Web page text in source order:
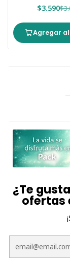
$3.590
Agregar
¿Te
ofertas